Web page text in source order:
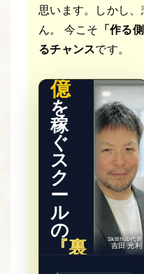
思います。しかし
ん。 今こそ 「作る
るチャンスです。
AL STO
億
を
稼
ぐ
ス
ク
ー
ル
の
『裏 Skillhub代表
吉田 光利